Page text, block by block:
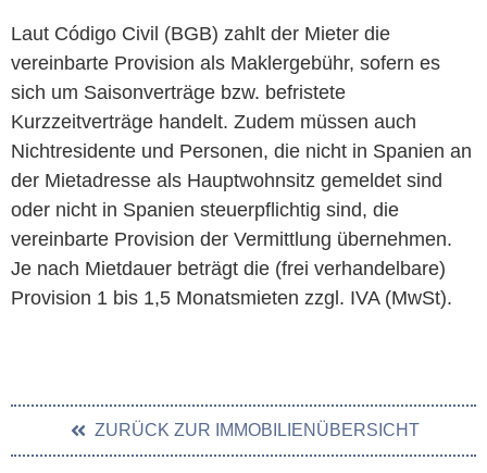
Laut Código Civil (BGB) zahlt der Mieter die
vereinbarte Provision als Maklergebühr, sofern es
sich um Saisonverträge bzw. befristete
Kurzzeitverträge handelt. Zudem müssen auch
Nichtresidente und Personen, die nicht in Spanien an
der Mietadresse als Hauptwohnsitz gemeldet sind
oder nicht in Spanien steuerpflichtig sind, die
vereinbarte Provision der Vermittlung übernehmen.
Je nach Mietdauer beträgt die (frei verhandelbare)
Provision 1 bis 1,5 Monatsmieten zzgl. IVA (MwSt).
ZURÜCK ZUR IMMOBILIENÜBERSICHT